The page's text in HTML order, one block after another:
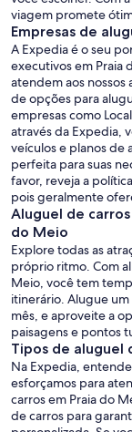
viagem promete
Empresas de
A Expedia é o seu
executivos em Praia
atendem aos
de opções para
empresas como
através da Expedia,
veículos e planos de
perfeita para suas
favor, reveja a
pois geralmente
Aluguel de
do Meio
Explore todas as
próprio ritmo. Com
Meio, você tem
itinerário. Alugue
mês, e aproveite a
paisagens e pontos
Tipos de aluguel
Na Expedia,
esforçamos para
carros em Praia do
de carros para